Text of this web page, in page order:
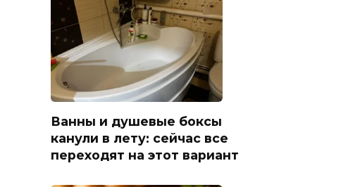
Ванны и душевые боксы
канули в лету: сейчас все
переходят на этот вариант